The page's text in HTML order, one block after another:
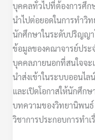
บุคคลทั่วไปที่ต้องการศึก
นำไปต่อยอดในการทำวิ
นักศึกษาในระดับปริญญา
ข้อมูลของคณาจารย์ประ
บุคคลภายนอกที่สนใจจะ
นำส่งเข้าในระบบออนไ
และเปิดโอกาสให้นักศึก
บทความของวิทยานิพน
วิชาการประกอบการทำเ